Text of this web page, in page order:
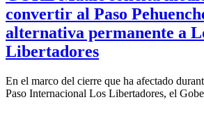
convertir al Paso
alternativa permanente a
Libertadores
En el marco del cierre que ha afectado
Paso Internacional Los Libertadores, el